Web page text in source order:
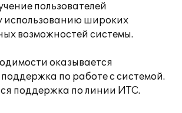
пользователей
использованию широких
возможностей системы.
оказывается
по работе с системой.
поддержка по линии ИТС.